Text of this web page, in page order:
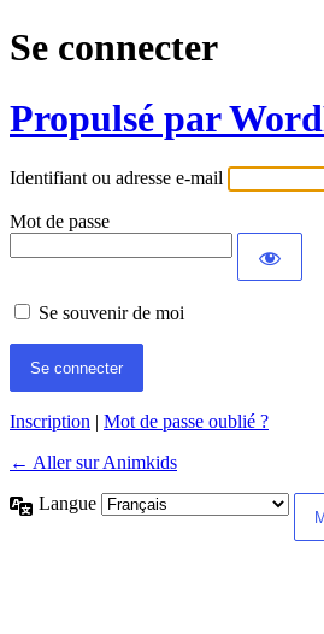
Se connecter
Propulsé par
Identifiant ou adresse e-mail
Mot de passe
Se souvenir de moi
Inscription | Mot de passe oublié ?
← Aller sur Animkids
Langue